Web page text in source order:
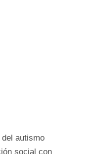
autismo
social con